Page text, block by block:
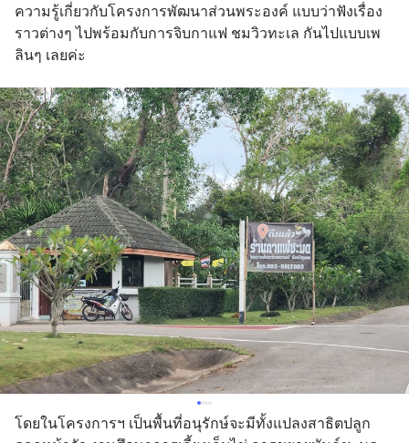
ความรู้เกี่ยวกับโครงการพัฒนาส่วนพระองค์ แบบว่าฟังเรื่อง
ราวต่างๆ ไปพร้อมกับการจิบกาแฟ ชมวิวทะเล กันไปแบบเพ
ลินๆ เลยค่ะ
โดยในโครงการฯ เป็นพื้นที่อนุรักษ์จะมีทั้งแปลงสาธิตปลูก